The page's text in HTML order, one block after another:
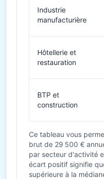
Industrie
manufacturière
Hôtellerie et
restauration
BTP et
construction
Ce tableau vous
brut de 29 500 €
par secteur d'activité
écart positif signifie
supérieure à la